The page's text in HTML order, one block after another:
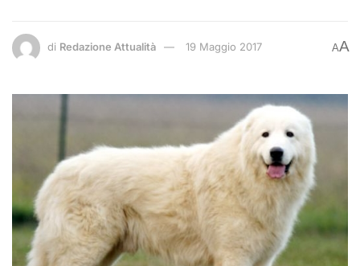
di Redazione Attualità 19 Maggio 2017 AA